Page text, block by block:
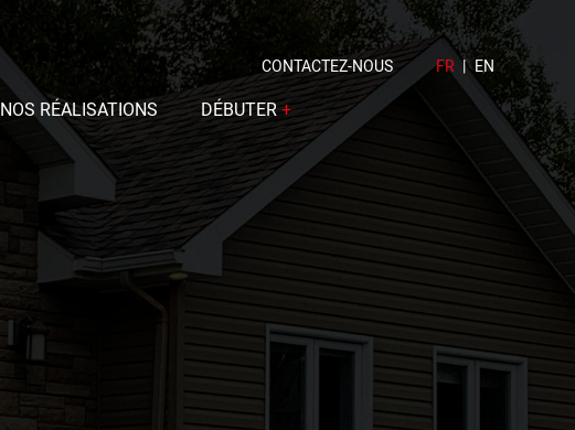
CONTACTEZ-NOUS FR | EN
NOS RÉALISATIONS DÉBUTER+
Calculez votre budget
Étapes
FAQ
Spécifications